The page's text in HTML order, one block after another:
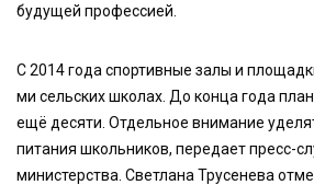
будущей профессией.
С 2014 года спортивные залы и
ми сельских школах. До конца года
ещё десяти. Отдельное внимание
питания школьников, передает пресс-
министерства. Светлана Трусенева